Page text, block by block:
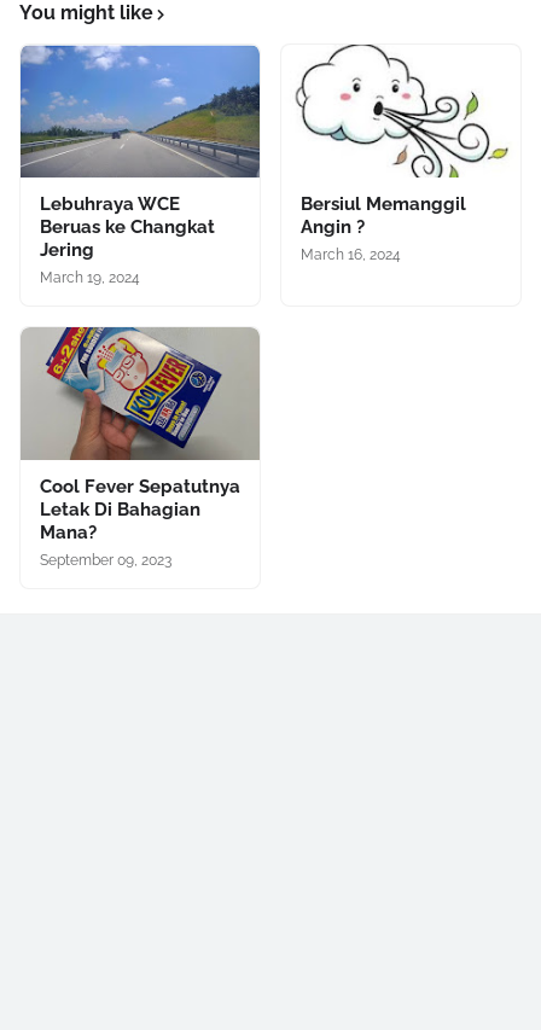
You might like
Lebuhraya WCE
Beruas ke Changkat
Jering
March 19, 2024
Bersiul Memanggil
Angin ?
March 16, 2024
Cool Fever Sepatutnya
Letak Di Bahagian
Mana?
September 09, 2023